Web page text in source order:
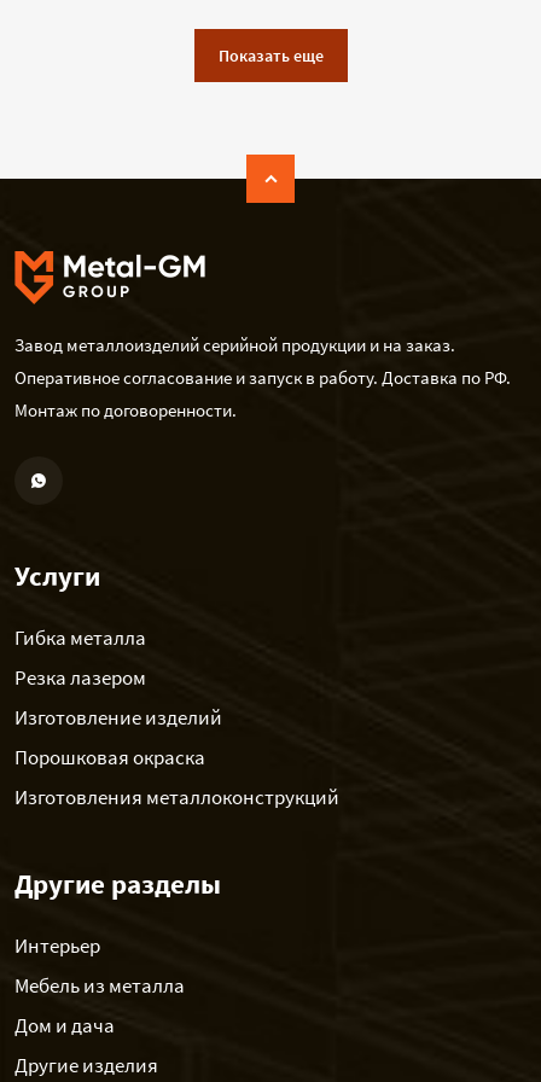
Показать еще
Завод металлоизделий серийной продукции и на заказ.
Оперативное согласование и запуск в работу. Доставка по РФ.
Монтаж по договоренности.
Услуги
Гибка металла
Резка лазером
Изготовление изделий
Порошковая окраска
Изготовления металлоконструкций
Другие разделы
Интерьер
Мебель из металла
Дом и дача
Другие изделия